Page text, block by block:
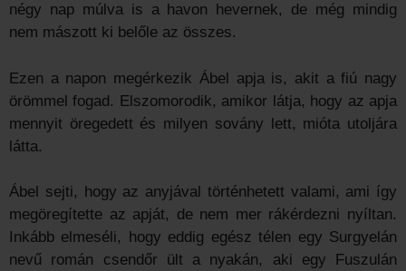
négy nap múlva is a havon hevernek, de még mindig
nem mászott ki belőle az összes.
Ezen a napon megérkezik Ábel apja is, akit a fiú nagy
örömmel fogad. Elszomorodik, amikor látja, hogy az apja
mennyit öregedett és milyen sovány lett, mióta utoljára
látta.
Ábel sejti, hogy az anyjával történhetett valami, ami így
megöregítette az apját, de nem mer rákérdezni nyíltan.
Inkább elmeséli, hogy eddig egész télen egy Surgyelán
nevű román csendőr ült a nyakán, aki egy Fuszulán